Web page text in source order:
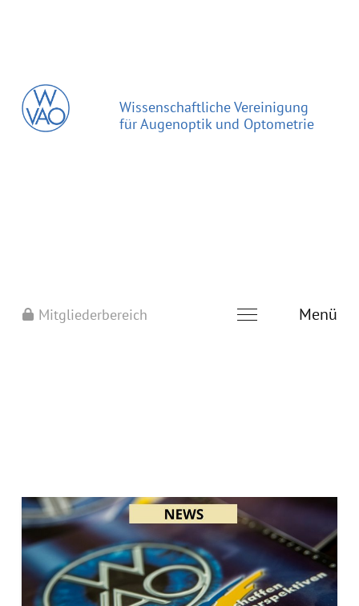
Wissenschaftliche Vereinigung
für Augenoptik und Optometrie
Mitgliederbereich Menü